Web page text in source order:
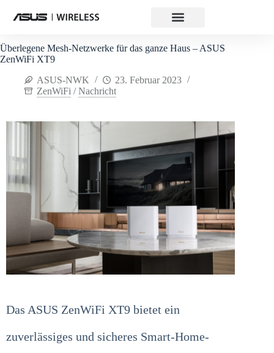
Überlegene Mesh-Netzwerke für das ganze Haus – ASUS
ZenWiFi XT9
ASUS-NWK
23. Februar 2023
ZenWiFi /Nachricht
Das ASUS ZenWiFi XT9 bietet ein
zuverlässiges und sicheres Smart-Home-